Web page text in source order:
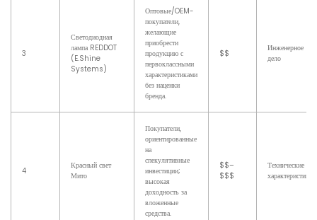
3
Светодиодная
лампа REDDOT
(E.Shine
Systems)
Оптовые/OEM-
покупатели,
желающие
приобрести
продукцию с
первоклассными
характеристиками
без наценки
бренда.
$$
Инженерное
дело
4
Красный свет
Мито
Покупатели,
ориентированные
на
спекулятивные
инвестиции;
высокая
доходность за
вложенные
средства.
$$–
$$$
Технические
характеристики